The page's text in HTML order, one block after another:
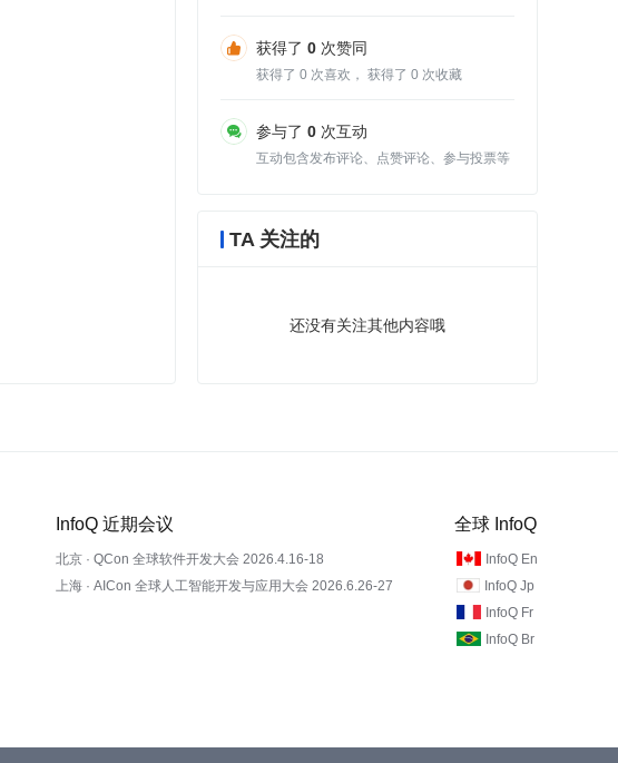
获得了 0 次赞同
获得了 0 次喜欢， 获得了 0 次收藏
参与了 0 次互动
互动包含发布评论、点赞评论、参与投票等
TA 关注的
还没有关注其他内容哦
InfoQ 近期会议
北京 · QCon 全球软件开发大会 2026.4.16-18
上海 · AICon 全球人工智能开发与应用大会 2026.6.26-27
全球 InfoQ
InfoQ En
InfoQ Jp
InfoQ Fr
InfoQ Br